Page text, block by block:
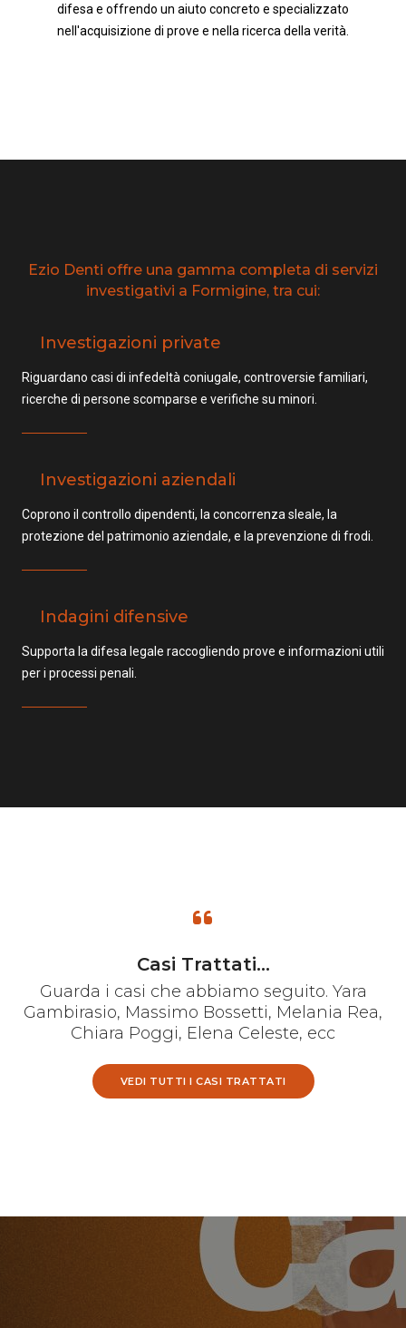
difesa e offrendo un aiuto concreto e specializzato
nell'acquisizione di prove e nella ricerca della verità.
Ezio Denti offre una gamma completa di servizi
investigativi a Formigine, tra cui:
Investigazioni private
Riguardano casi di infedeltà coniugale, controversie familiari,
ricerche di persone scomparse e verifiche su minori.
Investigazioni aziendali
Coprono il controllo dipendenti, la concorrenza sleale, la
protezione del patrimonio aziendale, e la prevenzione di frodi.
Indagini difensive
Supporta la difesa legale raccogliendo prove e informazioni utili
per i processi penali.
Casi Trattati...
Guarda i casi che abbiamo seguito. Yara
Gambirasio, Massimo Bossetti, Melania Rea,
Chiara Poggi, Elena Celeste, ecc
VEDI TUTTI I CASI TRATTATI